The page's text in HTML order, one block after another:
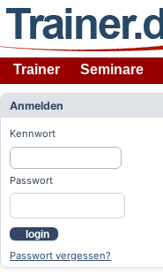
Trainer Seminare
Anmelden
Kennwort
Passwort
login
Passwort vergessen?